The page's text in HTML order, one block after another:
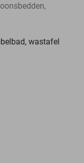
wastafel